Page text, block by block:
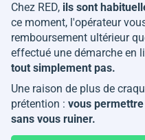
Chez RED, ils sont
ce moment, l'opérateur
remboursement ultérieur
effectué une démarche en
tout simplement pas.
Une raison de plus de
prétention : vous
sans vous ruiner.